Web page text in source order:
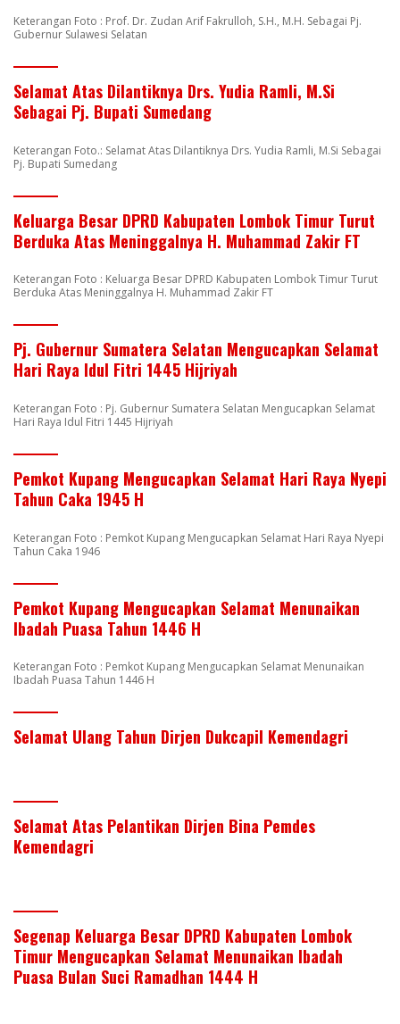
Keterangan Foto : Prof. Dr. Zudan Arif Fakrulloh, S.H., M.H. Sebagai Pj.
Gubernur Sulawesi Selatan
Selamat Atas Dilantiknya Drs. Yudia Ramli, M.Si
Sebagai Pj. Bupati Sumedang
Keterangan Foto.: Selamat Atas Dilantiknya Drs. Yudia Ramli, M.Si Sebagai
Pj. Bupati Sumedang
Keluarga Besar DPRD Kabupaten Lombok Timur Turut
Berduka Atas Meninggalnya H. Muhammad Zakir FT
Keterangan Foto : Keluarga Besar DPRD Kabupaten Lombok Timur Turut
Berduka Atas Meninggalnya H. Muhammad Zakir FT
Pj. Gubernur Sumatera Selatan Mengucapkan Selamat
Hari Raya Idul Fitri 1445 Hijriyah
Keterangan Foto : Pj. Gubernur Sumatera Selatan Mengucapkan Selamat
Hari Raya Idul Fitri 1445 Hijriyah
Pemkot Kupang Mengucapkan Selamat Hari Raya Nyepi
Tahun Caka 1945 H
Keterangan Foto : Pemkot Kupang Mengucapkan Selamat Hari Raya Nyepi
Tahun Caka 1946
Pemkot Kupang Mengucapkan Selamat Menunaikan
Ibadah Puasa Tahun 1446 H
Keterangan Foto : Pemkot Kupang Mengucapkan Selamat Menunaikan
Ibadah Puasa Tahun 1446 H
Selamat Ulang Tahun Dirjen Dukcapil Kemendagri
Selamat Atas Pelantikan Dirjen Bina Pemdes
Kemendagri
Segenap Keluarga Besar DPRD Kabupaten Lombok
Timur Mengucapkan Selamat Menunaikan Ibadah
Puasa Bulan Suci Ramadhan 1444 H